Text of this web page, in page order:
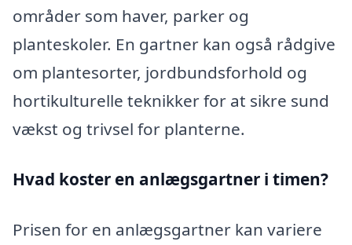
områder som haver, parker og
planteskoler. En gartner kan også rådgive
om plantesorter, jordbundsforhold og
hortikulturelle teknikker for at sikre sund
vækst og trivsel for planterne.
Hvad koster en anlægsgartner i timen?
Prisen for en anlægsgartner kan variere